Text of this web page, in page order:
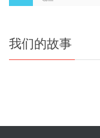
我们的故事